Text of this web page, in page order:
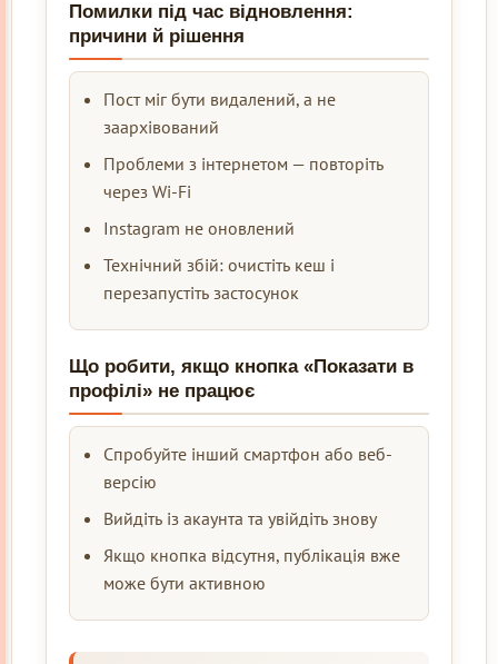
Помилки під час відновлення:
причини й рішення
Пост міг бути видалений, а не
заархівований
Проблеми з інтернетом — повторіть
через Wi-Fi
Instagram не оновлений
Технічний збій: очистіть кеш і
перезапустіть застосунок
Що робити, якщо кнопка «Показати в
профілі» не працює
Спробуйте інший смартфон або веб-
версію
Вийдіть із акаунта та увійдіть знову
Якщо кнопка відсутня, публікація вже
може бути активною